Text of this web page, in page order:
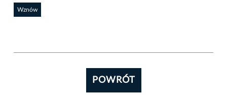
Wznów
POWRÓT